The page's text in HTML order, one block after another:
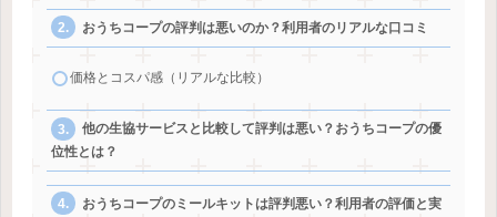
おうちコープの評判は悪いのか？利用者のリアルな口コミ
価格とコスパ感（リアルな比較）
他の生協サービスと比較して評判は悪い？おうちコープの優
位性とは？
おうちコープのミールキットは評判悪い？利用者の評価と実